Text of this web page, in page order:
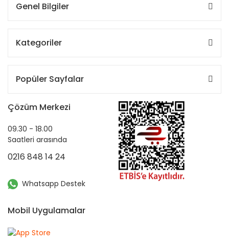
Genel Bilgiler
Kategoriler
Popüler Sayfalar
Çözüm Merkezi
09.30 - 18.00
Saatleri arasında
0216 848 14 24
Whatsapp Destek
Mobil Uygulamalar